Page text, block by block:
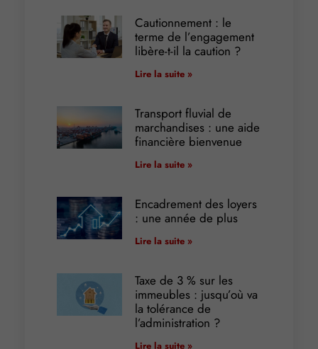
Cautionnement : le
terme de l’engagement
libère-t-il la caution ?
Lire la suite »
Transport fluvial de
marchandises : une aide
financière bienvenue
Lire la suite »
Encadrement des loyers
: une année de plus
Lire la suite »
Taxe de 3 % sur les
immeubles : jusqu’où va
la tolérance de
l’administration ?
Lire la suite »